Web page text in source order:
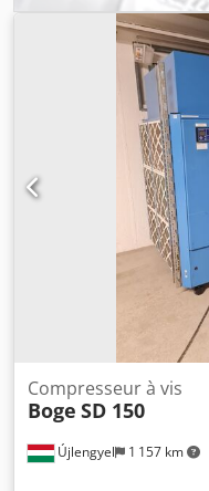
Újlengyel 1 157 km
Compresseur à vis
Boge SD 150